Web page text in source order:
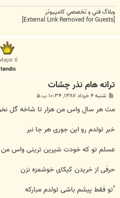
وبلاگ فني و تخصصي کامپيوتر
Major II
tandis
ترانه هام نذر چشات
پ
ت
شنبه ۴ خرداد ۱۳۸۷, ۱۰:۳۴ ب.ظ
مث هر سال واس من هزار تا شاخه گل نخر
خبر تولدم رو این جوری هر جا نبر
عسلم تو که خودت شیرین ترینی واس من
حرفی از خریدن کیکای خوشمزه نزن
"تو فقط پیشم باشی تولدم مبارکه